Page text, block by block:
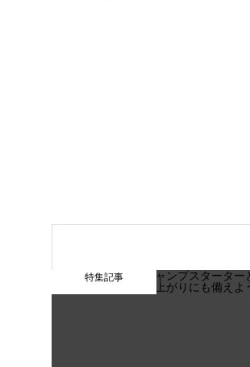
特集記事